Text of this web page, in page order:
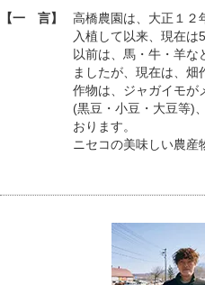
【一 言】
高橋農園は、大正１２
入植して以来、現在は
以前は、馬・牛・羊な
ましたが、現在は、畑
作物は、ジャガイモが
(黒豆・小豆・大豆等)
おります。
ニセコの美味しい農産